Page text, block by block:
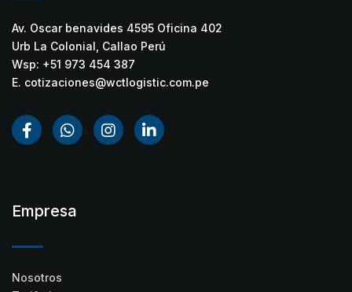
Av. Oscar benavides 4595 Oficina 402
Urb La Colonial, Callao Perú
Wsp: +51 973 454 387
E. cotizaciones@wctlogistic.com.pe
Empresa
Nosotros